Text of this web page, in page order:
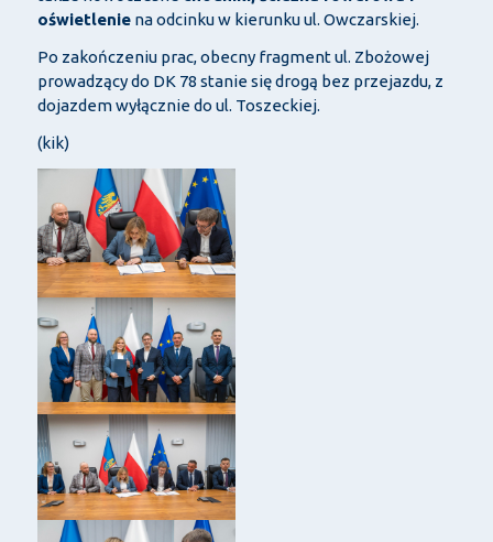
oświetleniena odcinku w kierunku ul. Owczarskiej.
Po zakończeniu prac, obecny fragment ul. Zbożowej
prowadzący do DK 78 stanie się drogą bez przejazdu, z
dojazdem wyłącznie do ul. Toszeckiej.
(kik)